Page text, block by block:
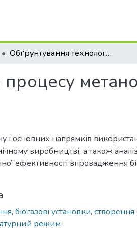
Обґрунтування технологічного процесу метаногенерації в біогазових установках
і основних напрямків
виробництві, а також
ефективності впровадження
, біогазові установки, створення
режим